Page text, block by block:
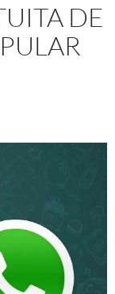
DE